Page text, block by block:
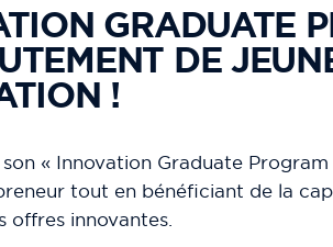
GRADUATE
DE
!
« Innovation Graduate
tout en bénéficiant de la
offres innovantes.